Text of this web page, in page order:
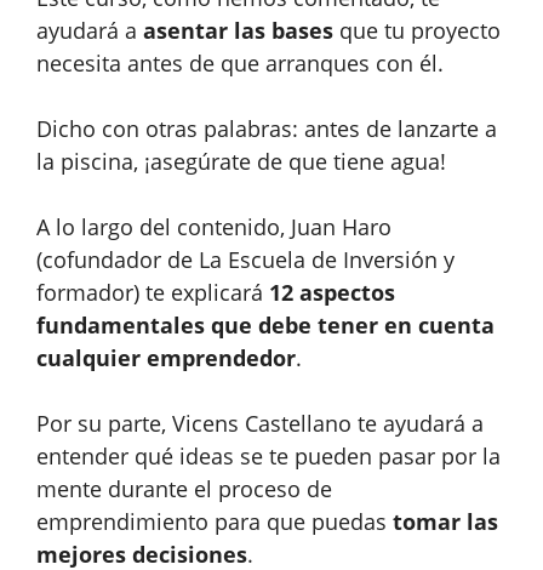
ayudará a asentar las bases que tu proyecto
necesita antes de que arranques con él.
Dicho con otras palabras: antes de lanzarte a
la piscina, ¡asegúrate de que tiene agua!
A lo largo del contenido, Juan Haro
(cofundador de La Escuela de Inversión y
formador) te explicará 12 aspectos
fundamentales que debe tener en cuenta
cualquier emprendedor.
Por su parte, Vicens Castellano te ayudará a
entender qué ideas se te pueden pasar por la
mente durante el proceso de
emprendimiento para que puedas tomar las
mejores decisiones.